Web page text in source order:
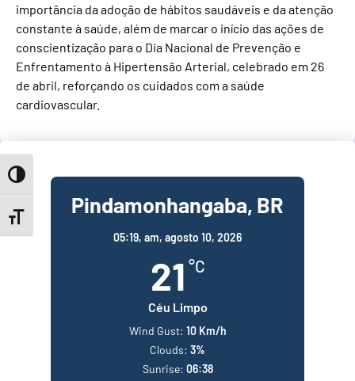
Toggle High Contrast
Toggle Font size
importância da adoção de hábitos saudáveis e da atenção
constante à saúde, além de marcar o início das ações de
conscientização para o Dia Nacional de Prevenção e
Enfrentamento à Hipertensão Arterial, celebrado em 26
de abril, reforçando os cuidados com a saúde
cardiovascular.
Pindamonhangaba, BR
05:19, am, agosto 10, 2026
21 °C
Céu Limpo
Wind Gust: 10 Km/h
Clouds: 3%
Sunrise: 06:38